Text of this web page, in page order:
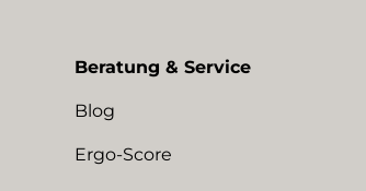
Beratung & Service
Blog
Ergo-Score